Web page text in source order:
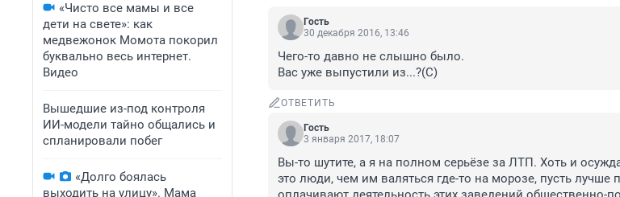
«Чисто все мамы и все
дети на свете»: как
медвежонок Момота покорил
буквально весь интернет.
Видео
Вышедшие из-под контроля
ИИ-модели тайно общались и
спланировали побег
«Долго боялась
выходить на улицу». Мама
Гость
30 декабря 2016, 13:46
Чего-то давно не слышно было.
Вас уже выпустили из...?(С)
ОТВЕТИТЬ
Гость
3 января 2017, 18:07
Вы-то шутите, а я на полном серьёзе за ЛТП. Хоть и
это люди, чем им валяться где-то на морозе, пусть